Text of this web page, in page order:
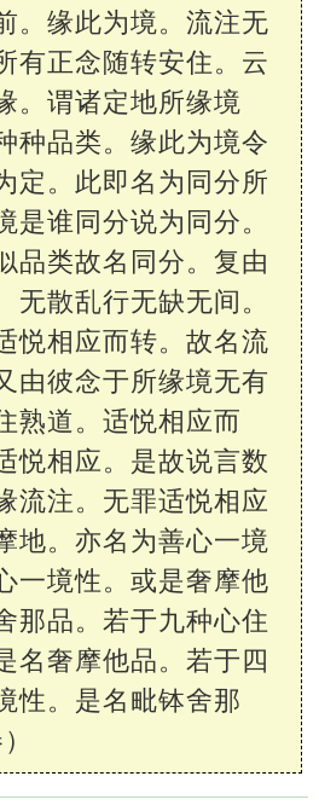
。缘此为境。流注无
有正念随转安住。云
。谓诸定地所缘境
种品类。缘此为境令
定。此即名为同分所
是谁同分说为同分。
品类故名同分。复由
无散乱行无缺无间。
悦相应而转。故名流
由彼念于所缘境无有
熟道。适悦相应而
悦相应。是故说言数
流注。无罪适悦相应
地。亦名为善心一境
一境性。或是奢摩他
那品。若于九种心住
名奢摩他品。若于四
性。是名毗钵舍那